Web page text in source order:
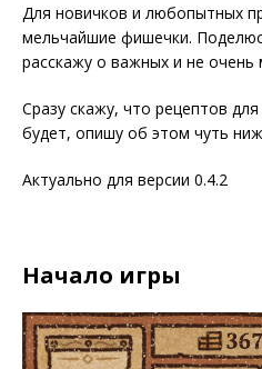
Для новичков и любопытных
мельчайшие фишечки.
расскажу о важных и не очень
Сразу скажу, что рецептов
будет, опишу об этом чуть
Актуально для версии 0.4.2
Начало игры